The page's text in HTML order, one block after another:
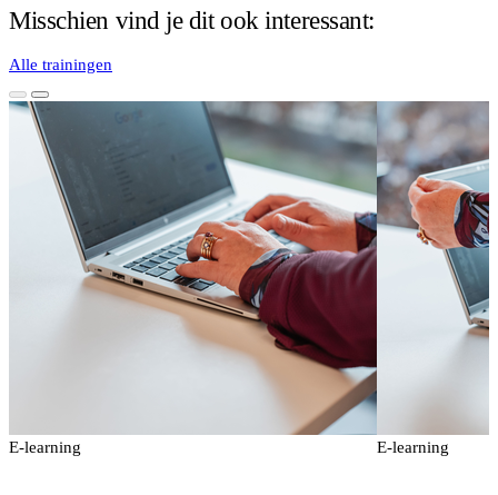
Misschien vind je dit ook interessant:
Alle trainingen
E-learning E-learning